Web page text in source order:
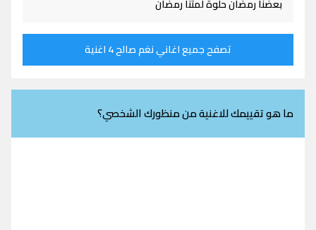
بعضنا رمضان حلوة لمتنا رمضان
تصفح جميع اغاني نغم صالح 4 اغنية
ما هو تقييمك للاغنية من منظورك الشخصي؟